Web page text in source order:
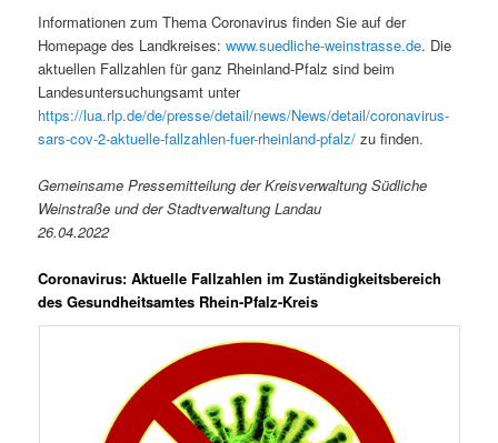
Informationen zum Thema Coronavirus finden Sie auf der
Homepage des Landkreises:www.suedliche-weinstrasse.de. Die
aktuellen Fallzahlen für ganz Rheinland-Pfalz sind beim
Landesuntersuchungsamt unter
https://lua.rlp.de/de/presse/detail/news/News/detail/coronavirus-
sars-cov-2-aktuelle-fallzahlen-fuer-rheinland-pfalz/ zu finden.
Gemeinsame Pressemitteilung der Kreisverwaltung Südliche
Weinstraße und der Stadtverwaltung Landau
26.04.2022
Coronavirus: Aktuelle Fallzahlen im Zuständigkeitsbereich
des Gesundheitsamtes Rhein-Pfalz-Kreis